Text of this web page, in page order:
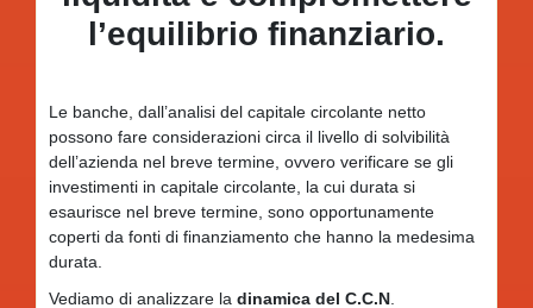
l’equilibrio finanziario.
Le banche, dall’analisi del capitale circolante netto
possono fare considerazioni circa il livello di solvibilità
dell’azienda nel breve termine, ovvero verificare se gli
investimenti in capitale circolante, la cui durata si
esaurisce nel breve termine, sono opportunamente
coperti da fonti di finanziamento che hanno la medesima
durata.
Vediamo di analizzare la dinamica del C.C.N